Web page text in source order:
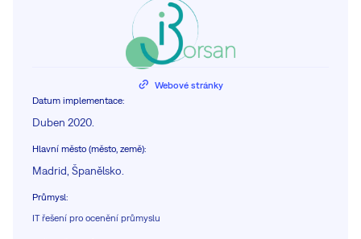
Webové stránky
Datum implementace:
Duben 2020.
Hlavní město (město, země):
Madrid, Španělsko.
Průmysl:
IT řešení pro ocenění průmyslu